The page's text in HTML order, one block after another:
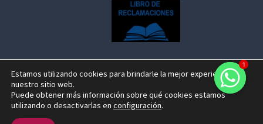
© 2026 Centenario Travel Expeditions Designed by
fjose.com
Estamos utilizando cookies para brindarle la mejor experiencia en
nuestro sitio web.
Puede obtener más información sobre qué cookies estamos
utilizando o desactivarlas en configuración.
1